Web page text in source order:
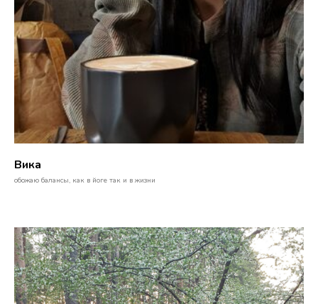
Вика
обожаю балансы, как в йоге так и в жизни